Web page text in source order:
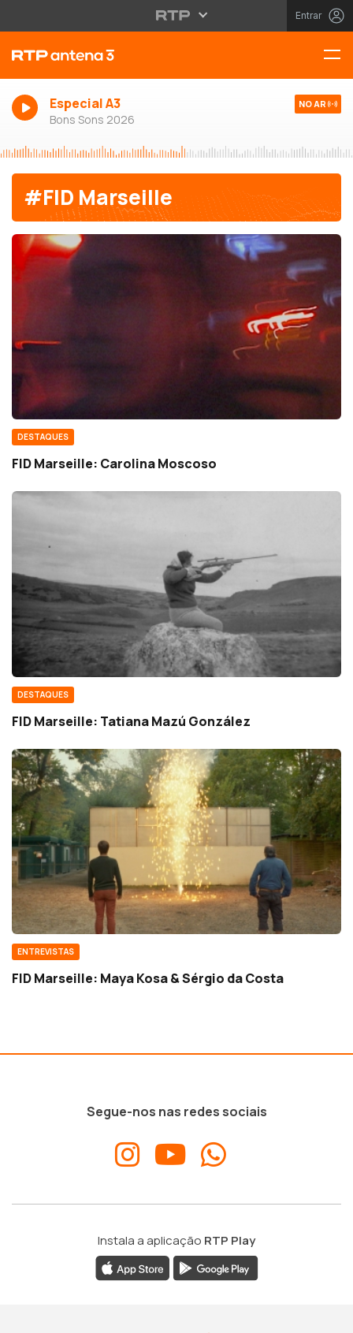
Entrar
Especial A3
Bons Sons 2026
NO AR
#FID Marseille
DESTAQUES
FID Marseille: Carolina Moscoso
DESTAQUES
FID Marseille: Tatiana Mazú González
ENTREVISTAS
FID Marseille: Maya Kosa & Sérgio da Costa
Segue-nos nas redes sociais
Instala a aplicação RTP Play